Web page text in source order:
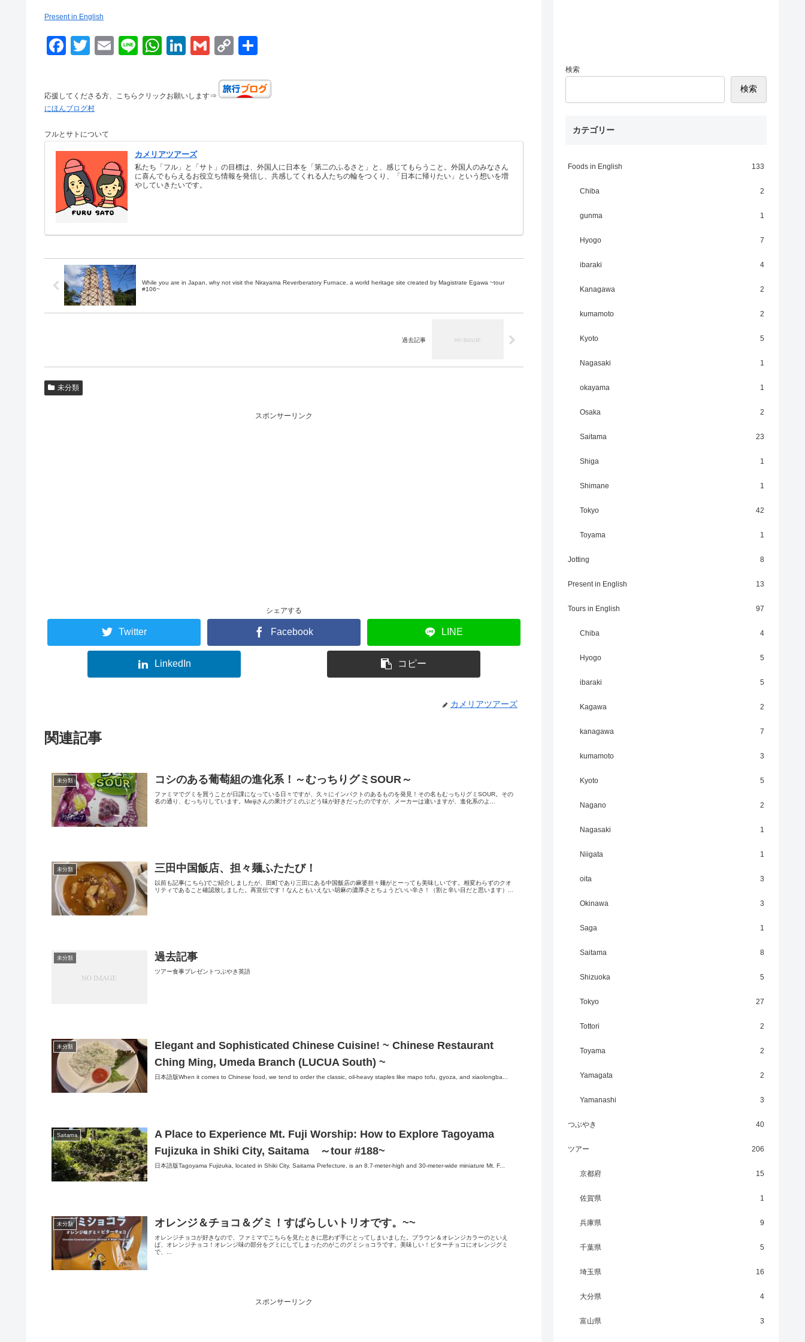
Present in English
F
e
o
o
k
T
er
E
Li
W
s
p
p
Li
e
n
G
ail
C
p
y
n
k
応援してくださる方、こちらクリックお願いします⇒
にほんブログ村
フルとサトについて
カメリアツアーズ
私たち「フル」と「サト」の目標は、外国人に日本を「第二のふるさと」と、感じてもらうこと。外国人のみなさん
に喜んでもらえるお役立ち情報を発信し、共感してくれる人たちの輪をつくり、「日本に帰りたい」という想いを増
やしていきたいです。
While you are in Japan, why not visit the Nirayama Reverberatory Furnace, a world heritage site created by Magistrate Egawa ~tour
#106~
過去記事
未分類
スポンサーリンク
シェアする
Twitter Facebook LINE
LinkedIn コピー
カメリアツアーズ
関連記事
未分類 コシのある葡萄組の進化系！～むっちりグミSOUR～
ファミマでグミを買うことが日課になっている日々ですが、久々にインパクトのあるものを発見！その名もむっちりグミSOUR。その
名の通り、むっちりしています。Meijiさんの果汁グミのぶどう味が好きだったのですが、メーカーは違いますが、進化系のよ...
未分類 三田中国飯店、担々麺ふたたび！
以前も記事(こちら)でご紹介しましたが、田町であり三田にある中国飯店の麻婆担々麺がとーっても美味しいです。相変わらずのクオ
リティであること確認致しました。再宣伝です！なんともいえない胡麻の濃厚さとちょうどいい辛さ！（割と辛い目だと思います）...
未分類 過去記事
ツアー食事プレゼントつぶやき英語
未分類
Elegant and Sophisticated Chinese Cuisine! ~ Chinese Restaurant
Ching Ming, Umeda Branch (LUCUA South) ~
日本語版When it comes to Chinese food, we tend to order the classic, oil-heavy staples like mapo tofu, gyoza, and xiaolongba...
Saitama
A Place to Experience Mt. Fuji Worship: How to Explore Tagoyama
Fujizuka in Shiki City, Saitama ～tour #188~
日本語版Tagoyama Fujizuka, located in Shiki City, Saitama Prefecture, is an 8.7‑meter‑high and 30‑meter‑wide miniature Mt. F...
未分類 オレンジ＆チョコ＆グミ！すばらしいトリオです。~~
オレンジチョコが好きなので、ファミマでこちらを見たときに思わず手にとってしまいました。ブラウン＆オレンジカラーのといえ
ば、オレンジチョコ！オレンジ味の部分をグミにしてしまったのがこのグミショコラです。美味しい！ビターチョコにオレンジグミ
で、...
スポンサーリンク
検索
検索
カテゴリー
Foods in English 133
Chiba 2
gunma 1
Hyogo 7
ibaraki 4
Kanagawa 2
kumamoto 2
Kyoto 5
Nagasaki 1
okayama 1
Osaka 2
Saitama 23
Shiga 1
Shimane 1
Tokyo 42
Toyama 1
Jotting 8
Present in English 13
Tours in English 97
Chiba 4
Hyogo 5
ibaraki 5
Kagawa 2
kanagawa 7
kumamoto 3
Kyoto 5
Nagano 2
Nagasaki 1
Niigata 1
oita 3
Okinawa 3
Saga 1
Saitama 8
Shizuoka 5
Tokyo 27
Tottori 2
Toyama 2
Yamagata 2
Yamanashi 3
つぶやき 40
ツアー 206
京都府 15
佐賀県 1
兵庫県 9
千葉県 5
埼玉県 16
大分県 4
富山県 3